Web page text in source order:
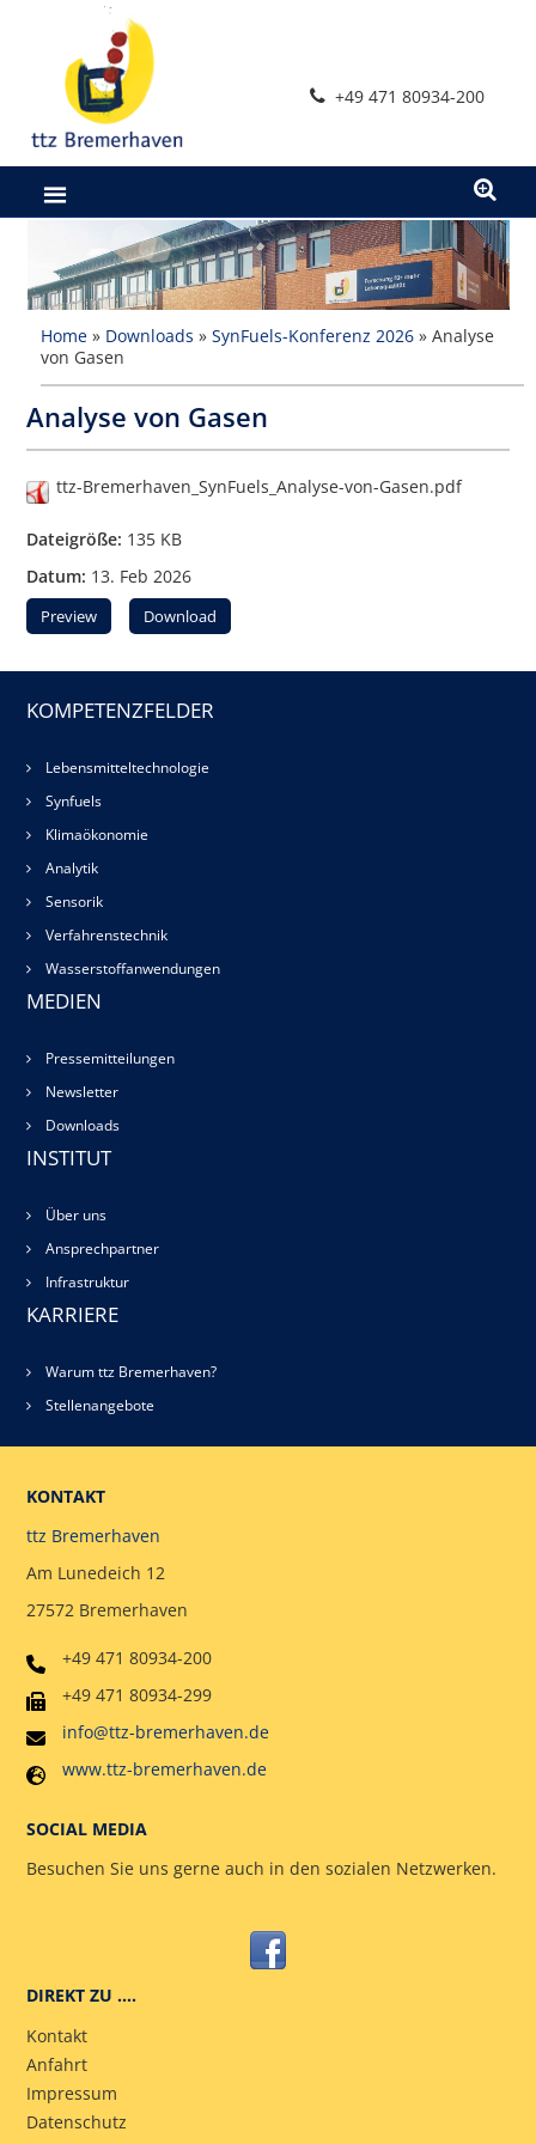
springen
+49 471 80934-200
Home » Downloads »SynFuels-Konferenz 2026 »Analyse
von Gasen
Analyse von Gasen
ttz-Bremerhaven_SynFuels_Analyse-von-Gasen.pdf
Dateigröße: 135 KB
Datum: 13. Feb 2026
Preview Download
KOMPETENZFELDER
Lebensmitteltechnologie
Synfuels
Klimaökonomie
Analytik
Sensorik
Verfahrenstechnik
Wasserstoffanwendungen
MEDIEN
Pressemitteilungen
Newsletter
Downloads
INSTITUT
Über uns
Ansprechpartner
Infrastruktur
KARRIERE
Warum ttz Bremerhaven?
Stellenangebote
KONTAKT
ttz Bremerhaven
Am Lunedeich 12
27572 Bremerhaven
+49 471 80934-200
+49 471 80934-299
info@ttz-bremerhaven.de
www.ttz-bremerhaven.de
SOCIAL MEDIA
Besuchen Sie uns gerne auch in den sozialen Netzwerken.
DIREKT ZU ….
Kontakt
Anfahrt
Impressum
Datenschutz